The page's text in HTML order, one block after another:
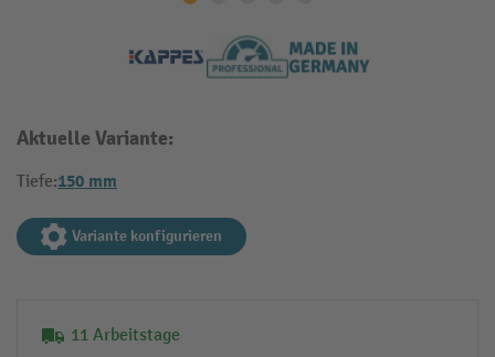
Aktuelle Variante:
Tiefe:150 mm
Variante konfigurieren
11 Arbeitstage